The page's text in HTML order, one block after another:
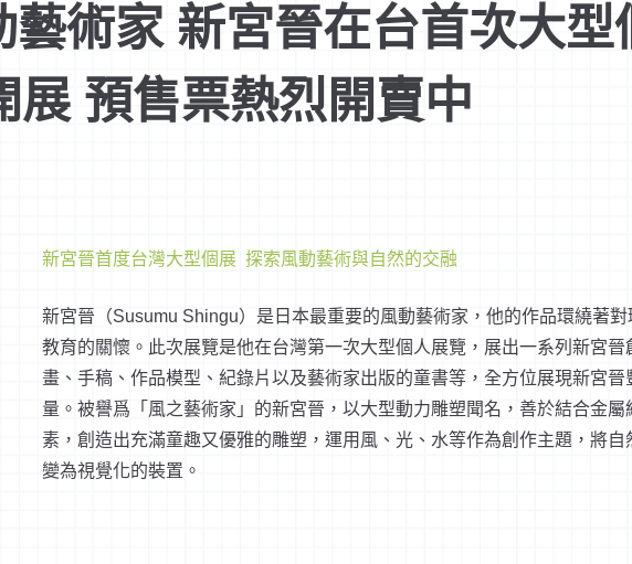
藝術家 新宮晉在台首次大型
展 預售票熱烈開賣中
新宮晉首度台灣大型個展 探索風動藝術與自然的交融
新宮晉（Susumu Shingu）是日本最重要的風動藝術家，他的作品環繞著
教育的關懷。此次展覽是他在台灣第一次大型個人展覽，展出一系列新宮晉
畫、手稿、作品模型、紀錄片以及藝術家出版的童書等，全方位展現新宮晉
量。被譽爲「風之藝術家」的新宮晉，以大型動力雕塑聞名，善於結合金屬
素，創造出充滿童趣又優雅的雕塑，運用風、光、水等作為創作主題，將自
變為視覺化的裝置。